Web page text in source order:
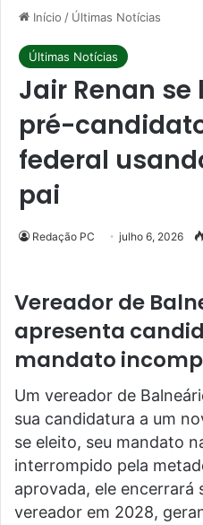
Início / Últimas Notícias
Últimas Notícias
Jair Renan
pré-
federal
pai
Redação PC julho 6, 2026
Vereador de
apresenta
mandato
Um vereador de
sua candidatura a um
se eleito, seu mandato
interrompido pela
aprovada, ele encerrará
vereador em 2028,